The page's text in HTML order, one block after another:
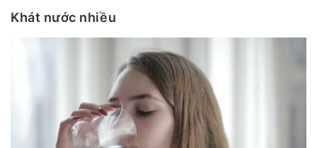
Khát nước nhiều